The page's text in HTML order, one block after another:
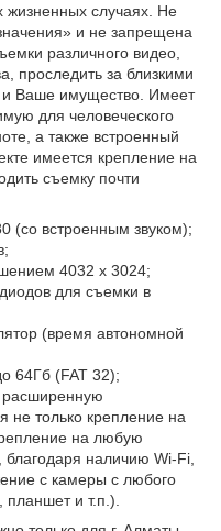
жизненных случаях. Не
и не запрещена
различного видео,
проследить за близкими
и Ваше имущество. Имеет
для человеческого
а также встроенный
имеется крепление на
съемку почти
(со встроенным звуком);
4032 х 3024;
для съемки в
(время автономной
64Гб (FAT 32);
только крепление на
на любую
наличию Wi-Fi,
с камеры с любого
и т.п.).